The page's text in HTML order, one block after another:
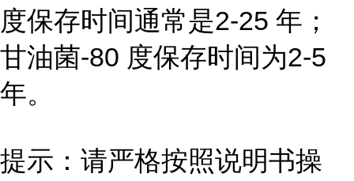
度保存时间通常是2-25 年；
甘油菌-80 度保存时间为2-5
年。
提示：请严格按照说明书操